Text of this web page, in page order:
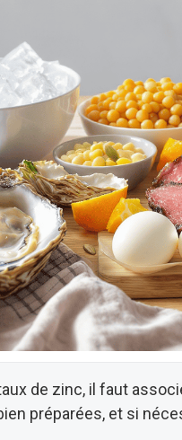
de zinc, il faut
préparées, et si